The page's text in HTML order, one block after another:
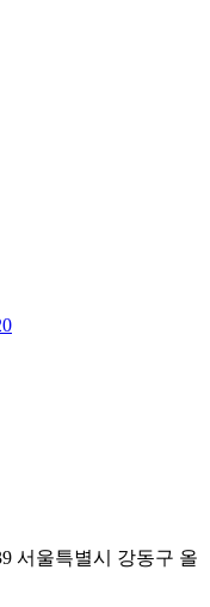
서울특별시 강동구 올